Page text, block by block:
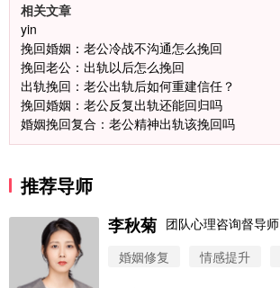
相关文章
yin
挽回婚姻：老公冷战不沟通怎么挽回
挽回老公：出轨以后怎么挽回
出轨挽回：老公出轨后如何重建信任？
挽回婚姻：老公反复出轨还能回归吗
婚姻挽回复合：老公精神出轨该挽回吗
推荐导师
李秋菊 团队心理咨询督导师
婚姻修复
情感提升
案